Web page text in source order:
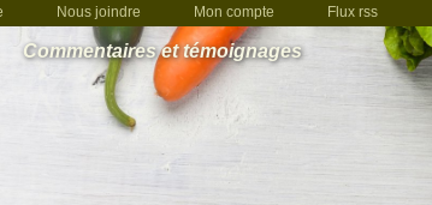
Nous joindre Mon compte Flux rss
Commentaires et témoignages